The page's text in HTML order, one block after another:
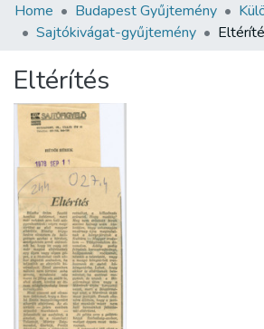
Communities & Collections
Statistics
About us
Home Budapest Gyűjtemény
Sajtókivágat-gyűjtemény
Eltérítés